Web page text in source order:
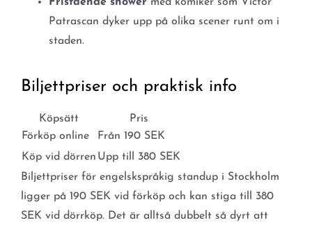
Fristående shower med komiker som Victor
Patrascan dyker upp på olika scener runt om i
staden.
Biljettpriser och praktisk info
Köpsätt
Pris
Förköp online
Från 190 SEK
Köp vid dörren Upp till 380 SEK
Biljettpriser för engelskspråkig standup i Stockholm
ligger på 190 SEK vid förköp och kan stiga till 380
SEK vid dörrköp. Det är alltså dubbelt så dyrt att